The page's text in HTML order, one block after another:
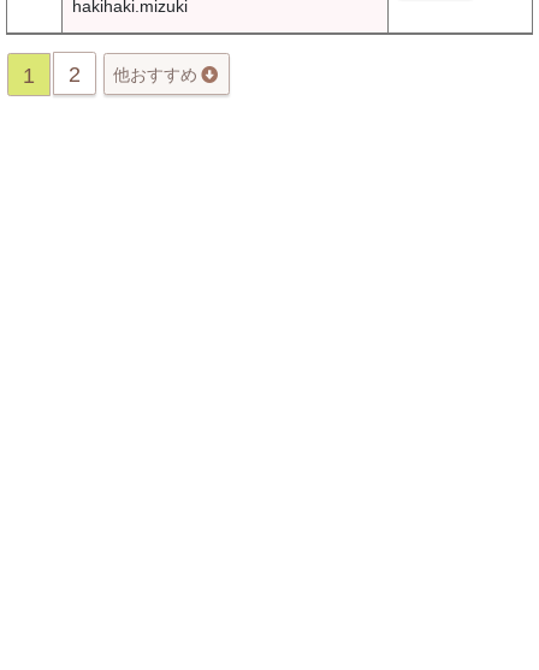
hakihaki.mizuki
1 2 他おすすめ